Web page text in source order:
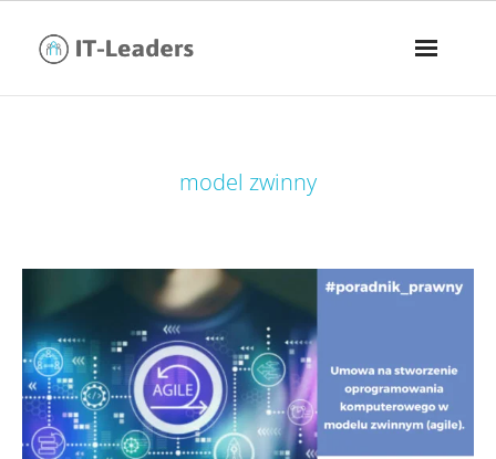
model zwinny